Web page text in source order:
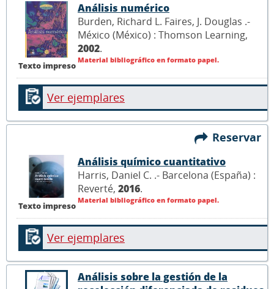
Texto impreso
Análisis numérico
Burden, Richard L. Faires, J. Douglas .-
México (México) : Thomson Learning,
2002.
Material bibliográfico en formato papel.
Ver ejemplares
Reservar
Texto impreso
Análisis químico cuantitativo
Harris, Daniel C. .- Barcelona (España) :
Reverté, 2016.
Material bibliográfico en formato papel.
Ver ejemplares
Análisis sobre la gestión de la